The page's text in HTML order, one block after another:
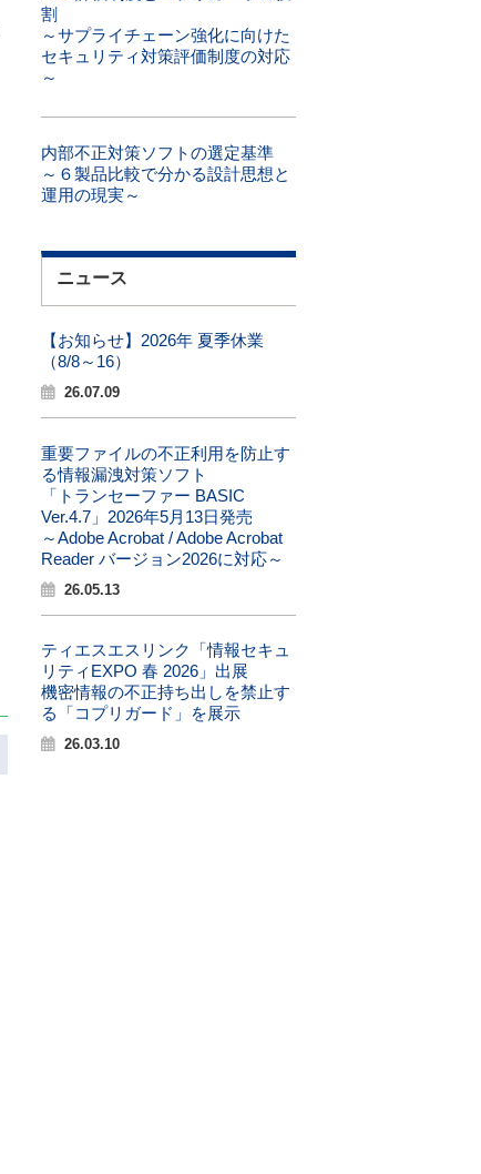
割
～サプライチェーン強化に向けた
セキュリティ対策評価制度の対応
～
内部不正対策ソフトの選定基準
～６製品比較で分かる設計思想と
運用の現実～
ニュース
【お知らせ】2026年 夏季休業
（8/8～16）
26.07.09
重要ファイルの不正利用を防止す
る情報漏洩対策ソフト
「トランセーファー BASIC
Ver.4.7」2026年5月13日発売
～Adobe Acrobat / Adobe Acrobat
Reader バージョン2026に対応～
26.05.13
ティエスエスリンク「情報セキュ
リティEXPO 春 2026」出展
機密情報の不正持ち出しを禁止す
る「コプリガード」を展示
26.03.10